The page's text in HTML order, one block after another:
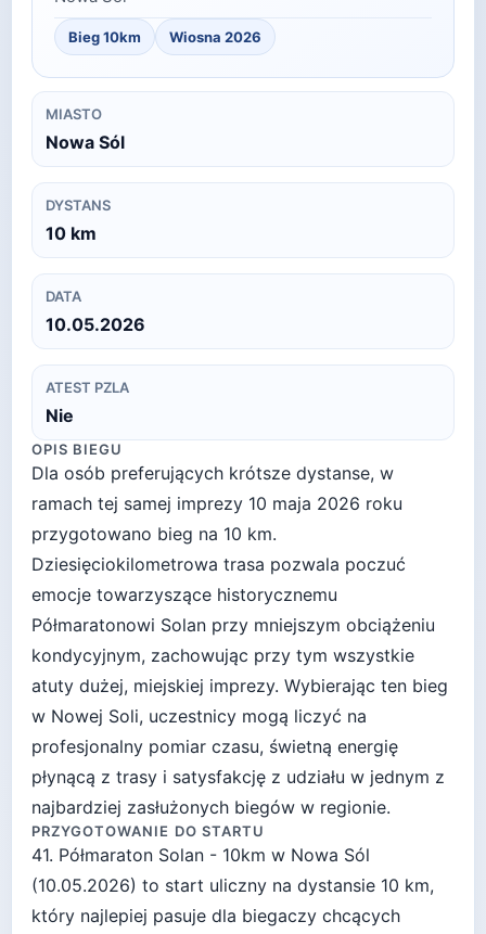
Bieg 10km Wiosna 2026
MIASTO
Nowa Sól
DYSTANS
10 km
DATA
10.05.2026
ATEST PZLA
Nie
OPIS BIEGU
Dla osób preferujących krótsze dystanse, w
ramach tej samej imprezy 10 maja 2026 roku
przygotowano bieg na 10 km.
Dziesięciokilometrowa trasa pozwala poczuć
emocje towarzyszące historycznemu
Półmaratonowi Solan przy mniejszym obciążeniu
kondycyjnym, zachowując przy tym wszystkie
atuty dużej, miejskiej imprezy. Wybierając ten bieg
w Nowej Soli, uczestnicy mogą liczyć na
profesjonalny pomiar czasu, świetną energię
płynącą z trasy i satysfakcję z udziału w jednym z
najbardziej zasłużonych biegów w regionie.
PRZYGOTOWANIE DO STARTU
41. Półmaraton Solan - 10km w Nowa Sól
(10.05.2026) to start uliczny na dystansie 10 km,
który najlepiej pasuje dla biegaczy chcących